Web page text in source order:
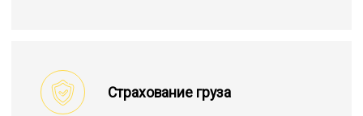
Страхование груза